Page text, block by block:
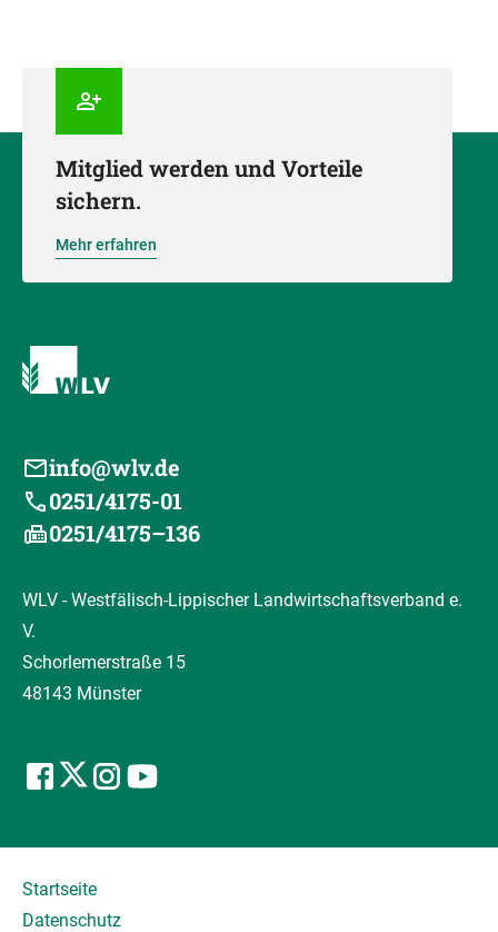
Mitglied werden und Vorteile
sichern.
Mehr erfahren
info@wlv.de
0251/4175-01
0251/4175–136
WLV - Westfälisch-Lippischer Landwirtschaftsverband e.
V.
Schorlemerstraße 15
48143 Münster
Startseite
Datenschutz